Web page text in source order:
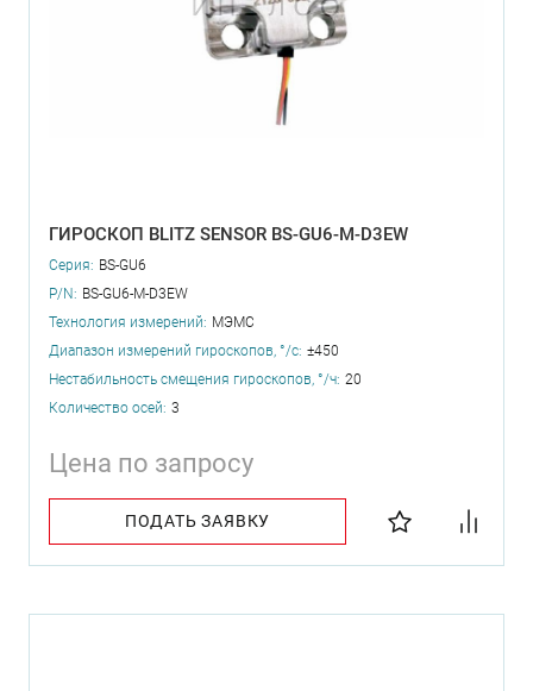
ГИРОСКОП BLITZ SENSOR BS-GU6-M-D3EW
Серия: BS-GU6
P/N: BS-GU6-M-D3EW
Технология измерений: МЭМС
Диапазон измерений гироскопов, °/с: ±450
Нестабильность смещения гироскопов, °/ч: 20
Количество осей: 3
Цена по запросу
ПОДАТЬ ЗАЯВКУ